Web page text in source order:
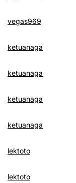
vegas969
ketuanaga
ketuanaga
ketuanaga
ketuanaga
lektoto
lektoto